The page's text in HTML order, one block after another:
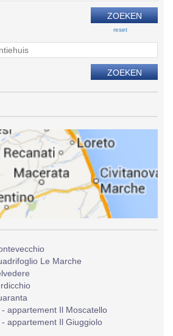
reset
Le Marche
appartement Il Moscatello
appartement Il Giuggiolo